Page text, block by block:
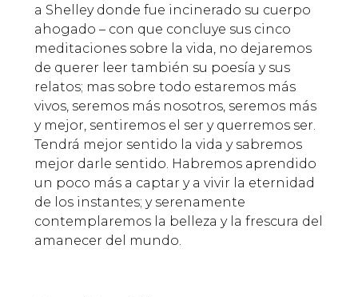
a Shelley donde fue incinerado su cuerpo
ahogado – con que concluye sus cinco
meditaciones sobre la vida, no dejaremos
de querer leer también su poesía y sus
relatos; mas sobre todo estaremos más
vivos, seremos más nosotros, seremos más
y mejor, sentiremos el ser y querremos ser.
Tendrá mejor sentido la vida y sabremos
mejor darle sentido. Habremos aprendido
un poco más a captar y a vivir la eternidad
de los instantes; y serenamente
contemplaremos la belleza y la frescura del
amanecer del mundo.